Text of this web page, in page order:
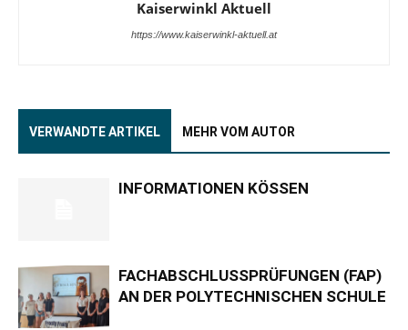
Kaiserwinkl Aktuell
https://www.kaiserwinkl-aktuell.at
VERWANDTE ARTIKEL MEHR VOM AUTOR
INFORMATIONEN KÖSSEN
FACHABSCHLUSSPRÜFUNGEN (FAP)
AN DER POLYTECHNISCHEN SCHULE